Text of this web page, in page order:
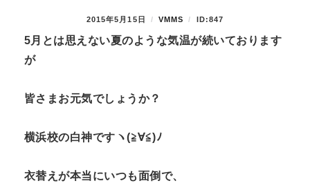
P
S
O
2015年5月15日
B
VMMS ID:847
5月とは思えない夏のような気温が続いております
が
皆さまお元気でしょうか？
横浜校の白神ですヽ(≧∀≦)ﾉ
衣替えが本当にいつも面倒で、